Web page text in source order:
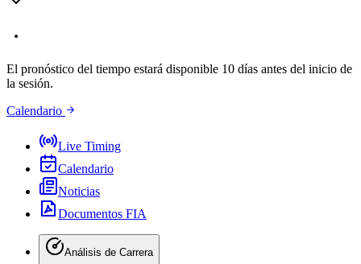
El pronóstico del tiempo estará disponible 10 días antes del inicio de
la sesión.
Calendario
Live Timing
Calendario
Noticias
Documentos FIA
Análisis de Carrera